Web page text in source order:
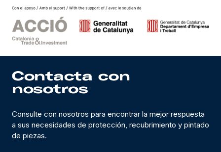
Contacta con
nosotros
Consulte con nosotros para encontrar la mejor respuesta
a sus necesidades de protección, recubrimiento y pintado
de piezas.